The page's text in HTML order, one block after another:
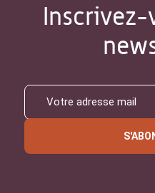
Inscrivez-